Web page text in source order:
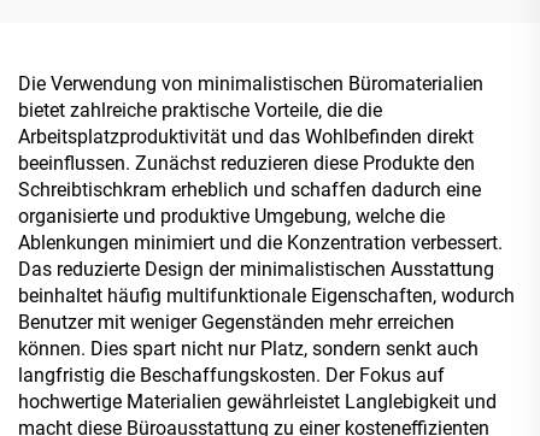
Die Verwendung von minimalistischen Büromaterialien
bietet zahlreiche praktische Vorteile, die die
Arbeitsplatzproduktivität und das Wohlbefinden direkt
beeinflussen. Zunächst reduzieren diese Produkte den
Schreibtischkram erheblich und schaffen dadurch eine
organisierte und produktive Umgebung, welche die
Ablenkungen minimiert und die Konzentration verbessert.
Das reduzierte Design der minimalistischen Ausstattung
beinhaltet häufig multifunktionale Eigenschaften, wodurch
Benutzer mit weniger Gegenständen mehr erreichen
können. Dies spart nicht nur Platz, sondern senkt auch
langfristig die Beschaffungskosten. Der Fokus auf
hochwertige Materialien gewährleistet Langlebigkeit und
macht diese Büroausstattung zu einer kosteneffizienten